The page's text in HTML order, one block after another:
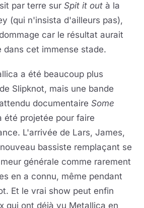
par terre sur Spit it out à la
(qui n'insista d'ailleurs pas),
car le résultat aurait
dans cet immense stade.
a été beaucoup plus
Slipknot, mais une bande
documentaire Some
été projetée pour faire
L'arrivée de Lars, James,
bassiste remplaçant se
générale comme rarement
en a connu, même pendant
Et le vrai show peut enfin
qui ont déjà vu Metallica en